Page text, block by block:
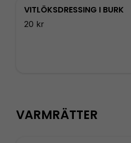
VITLÖKSDRESSING I BURK
20 kr
VARMRÄTTER